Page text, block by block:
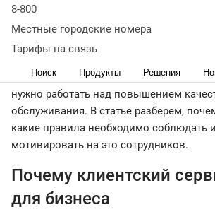
8-800
Местные городские номера
Тарифы на связь
Поиск Продукты Решения
сервиса
сервисаГлавное о повышении качества
клиентов
оставляют негативные отзывы, уходят
нужно работать над повышением
обслуживания. В статье разберем,
какие правила необходимо соблюдать
мотивировать на это сотрудников.
Почему клиентский
для бизнеса